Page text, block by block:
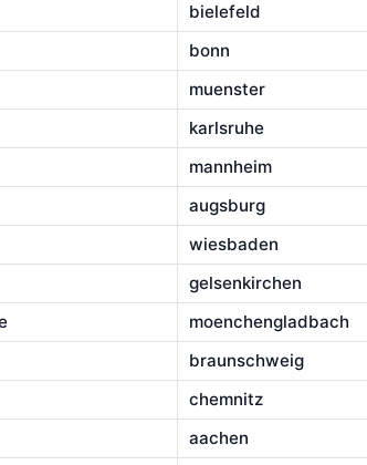
bielefeld
bonn
muenster
karlsruhe
mannheim
augsburg
wiesbaden
gelsenkirchen
moenchengladbach
braunschweig
chemnitz
aachen